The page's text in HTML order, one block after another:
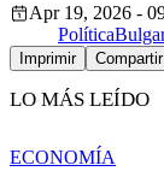
Apr 19, 2026 -
Política
Imprimir Compartir
LO MÁS LEÍDO
ECONOMÍA